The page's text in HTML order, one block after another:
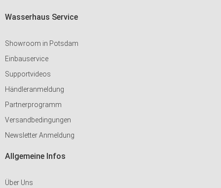
Wasserhaus Service
Showroom in Potsdam
Einbauservice
Supportvideos
Händleranmeldung
Partnerprogramm
Versandbedingungen
Newsletter Anmeldung
Allgemeine Infos
Über Uns